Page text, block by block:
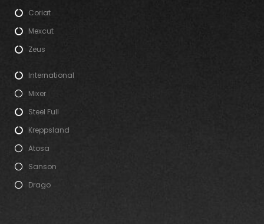
Coriat
Mexcut
Zeus
International
Mixer
Steel Full
Kreppsland
Atosa
Sanson
Drago